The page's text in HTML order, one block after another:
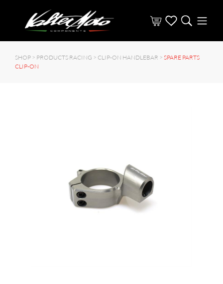
SHOP > PRODUCTS RACING > CLIP-ON HANDLEBAR > SPARE PARTS
CLIP-ON